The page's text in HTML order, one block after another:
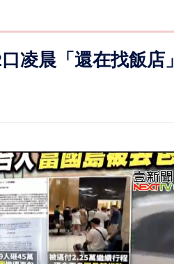
現場傳爆炸聲、72歲屋...
採購疫苗詐騙案 名律師...
凌晨「還在找飯店」